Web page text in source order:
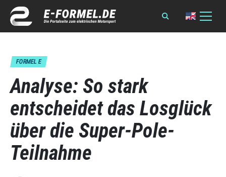
FORMEL E
Analyse: So stark
entscheidet das Losglück
über die Super-Pole-
Teilnahme